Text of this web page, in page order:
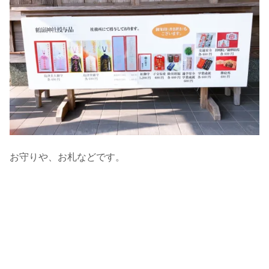
お守りや、お札などです。